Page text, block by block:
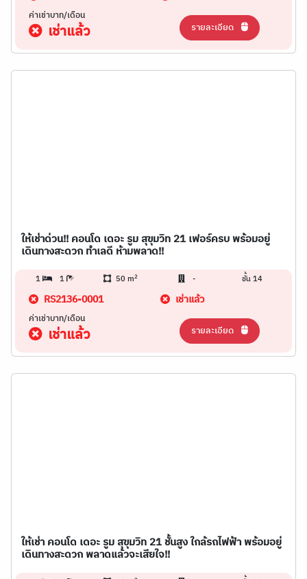
ค่าเช่าบาท/เดือน
เช่าแล้ว รายละเอียด
ให้เช่าด่วน!! คอนโด เดอะ รูม สุขุมวิท 21 เฟอร์ครบ พร้อมอยู่
เดินทางสะดวก ทำเลดี ห้ามพลาด!!
1 1 50 m2 - ชั้น 14
RS2136-0001 เช่าแล้ว
ค่าเช่าบาท/เดือน
เช่าแล้ว รายละเอียด
ให้เช่า คอนโด เดอะ รูม สุขุมวิท 21 ชั้นสูง ใกล้รถไฟฟ้า พร้อมอยู่
เดินทางสะดวก พลาดแล้วจะเสียใจ!!